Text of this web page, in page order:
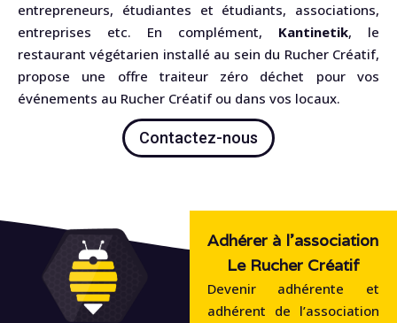
entrepreneurs, étudiantes et étudiants, associations,
entreprises etc. En complément, Kantinetik, le
restaurant végétarien installé au sein du Rucher Créatif,
propose une offre traiteur zéro déchet pour vos
événements au Rucher Créatif ou dans vos locaux.
Contactez-nous
Adhérer à l'association
Le Rucher Créatif
Devenir adhérente et
adhérent de l’association